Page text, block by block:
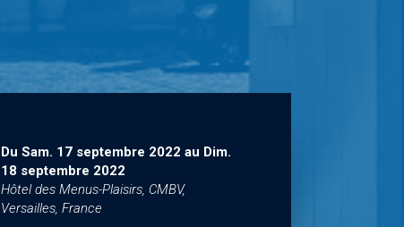
DuSam. 17 septembre 2022 au Dim.
18 septembre 2022
Hôtel des Menus-Plaisirs, CMBV,
Versailles, France